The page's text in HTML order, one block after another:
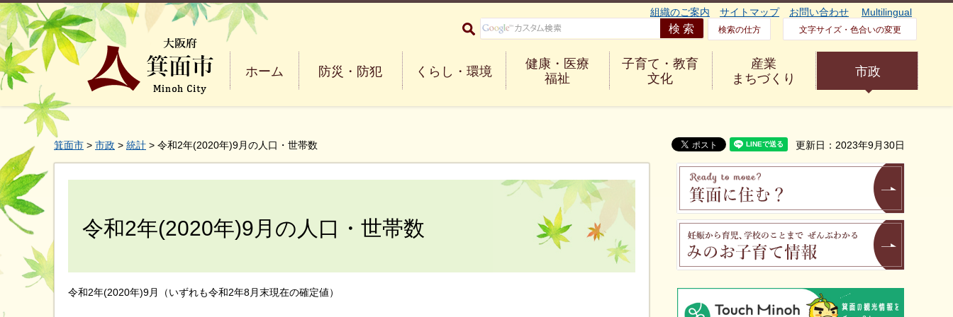
大阪府箕面市 Minoh City
組織のご案内 サイトマップ お問い合わせ Multilingual
検索の仕方 文字サイズ・色合いの変更
ホーム 防災・防犯 くらし・環境
健康・医療
福祉
子育て・教育
文化
産業
まちづくり
市政
箕面市 > 市政 > 統計 > 令和2年(2020年)9月の人口・世帯数 更新日：2023年9月30日
令和2年(2020年)9月の人口・世帯数
令和2年(2020年)9月（いずれも令和2年8月末現在の確定値）